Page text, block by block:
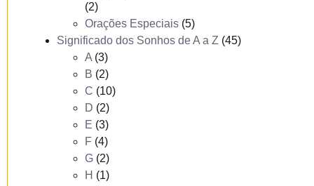
(2)
Orações Especiais (5)
Significado dos Sonhos de A a Z (45)
A (3)
B (2)
C (10)
D (2)
E (3)
F (4)
G (2)
H (1)